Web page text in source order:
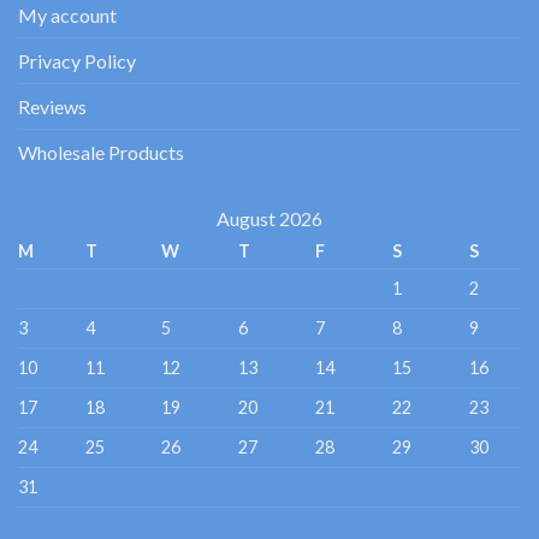
My account
Privacy Policy
Reviews
Wholesale Products
August 2026
M T W T F S
S
1
2
3
4 5 6 7 8
9
10
11 12 13 14 15
16
17
18 19 20 21 22
23
24
25 26 27 28 29
30
31